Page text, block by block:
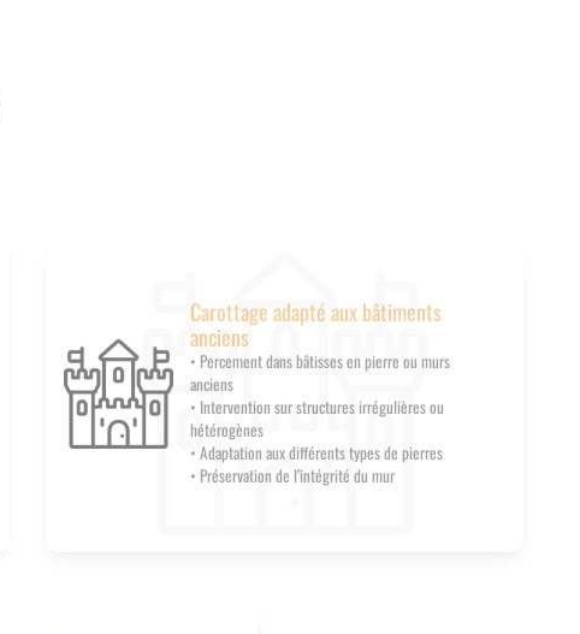
Carottage adapté aux bâtiments
anciens
• Percement dans bâtisses en pierre ou murs
anciens
• Intervention sur structures irrégulières ou
hétérogènes
• Adaptation aux différents types de pierres
• Préservation de l’intégrité du mur